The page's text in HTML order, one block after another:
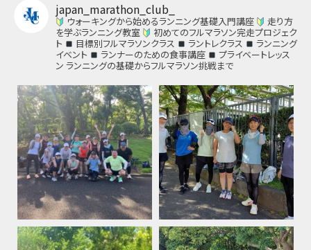
japan_marathon_club_
ウォーキングから始めるランニング基礎入門講座
走り方
を学ぶランニング教室
初めてのフルマラソン完走プロジェク
ト
目標別フルマラソンクラス ラントレクラス
ランニング
イベント
ランナーのための食事講座
プライベートレッス
ン ランニングの基礎からフルマラソン挑戦まで